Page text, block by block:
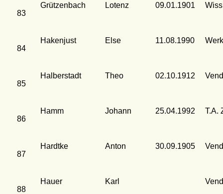
83
Grützenbach Lotenz 09.01.1901
84
Hakenjust Else 11.08.1990
85
Halberstadt Theo 02.10.1912
86
Hamm Johann 25.04.1992 T.A.
87
Hardtke Anton 30.09.1905
88
Hauer Karl